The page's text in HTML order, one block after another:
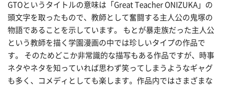
GTOというタイトルの意味は「Great Teacher ONIZUKA」の
頭文字を取ったもので、教師として奮闘する主人公の鬼塚の
物語であることを示しています。 もとが暴走族だった主人公
という教師を描く学園漫画の中では珍しいタイプの作品で
す。 そのためどこか非常識的な描写もある作品ですが、時事
ネタやネタを知っていれば思わず笑ってしまうようなギャグ
も多く、コメディとしても楽します。作品内ではさまざまな